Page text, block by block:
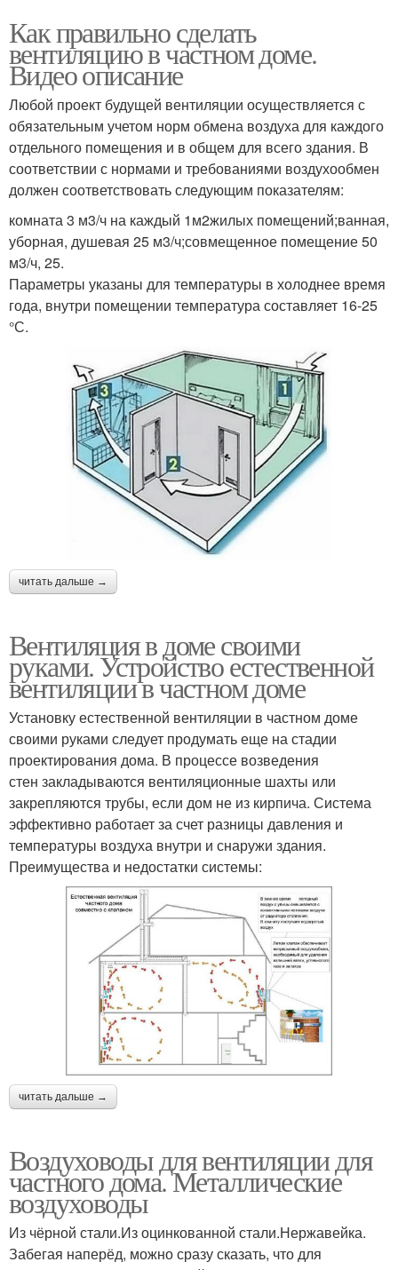
Как правильно сделать
вентиляцию в частном доме.
Видео описание
Любой проект будущей вентиляции осуществляется с
обязательным учетом норм обмена воздуха для каждого
отдельного помещения и в общем для всего здания. В
соответствии с нормами и требованиями воздухообмен
должен соответствовать следующим показателям:
комната 3 м3/ч на каждый 1м2жилых помещений;ванная,
уборная, душевая 25 м3/ч;совмещенное помещение 50
м3/ч, 25.
Параметры указаны для температуры в холоднее время
года, внутри помещении температура составляет 16-25
°С.
читать дальше →
Вентиляция в доме своими
руками. Устройство естественной
вентиляции в частном доме
Установку естественной вентиляции в частном доме
своими руками следует продумать еще на стадии
проектирования дома. В процессе возведения
стен закладываются вентиляционные шахты или
закрепляются трубы, если дом не из кирпича. Система
эффективно работает за счет разницы давления и
температуры воздуха внутри и снаружи здания.
Преимущества и недостатки системы:
читать дальше →
Воздуховоды для вентиляции для
частного дома. Металлические
воздуховоды
Из чёрной стали.Из оцинкованной стали.Нержавейка.
Забегая наперёд, можно сразу сказать, что для